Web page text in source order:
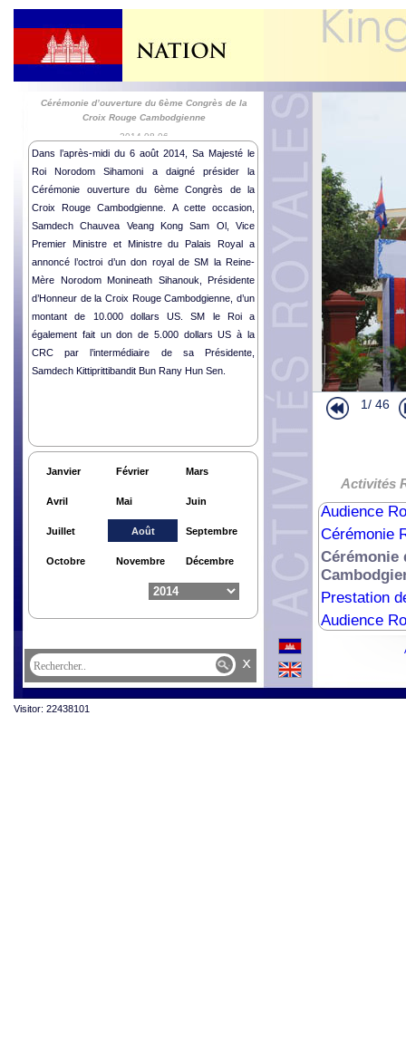
Cérémonie d’ouverture du 6ème Congrès de la
Croix Rouge Cambodgienne
2014-08-06
Dans l’après-midi du 6 août 2014, Sa Majesté le
Roi Norodom Sihamoni a daigné présider la
Cérémonie ouverture du 6ème Congrès de la
Croix Rouge Cambodgienne. A cette occasion,
Samdech Chauvea Veang Kong Sam Ol, Vice
Premier Ministre et Ministre du Palais Royal a
annoncé l’octroi d’un don royal de SM la Reine-
Mère Norodom Monineath Sihanouk, Présidente
d’Honneur de la Croix Rouge Cambodgienne, d’un
montant de 10.000 dollars US. SM le Roi a
également fait un don de 5.000 dollars US à la
CRC par l’intermédiaire de sa Présidente,
Samdech Kittiprittibandit Bun Rany Hun Sen.
Janvier Février Mars
Avril Mai Juin
Juillet Août Septembre
Octobre Novembre Décembre
1/ 46
Activités
Départ de
Cérémonie
Lettres de
Activités
Activités
Lettres de
Audience
Cérémonie
Cérémonie
Prestation
Audience
x
Visitor: 22438101